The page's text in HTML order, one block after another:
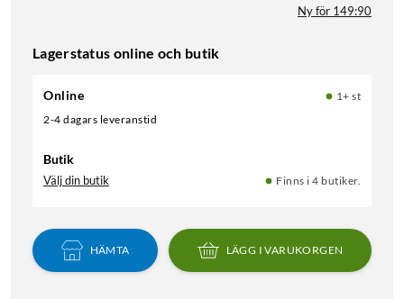
Ny för 149:90
Lagerstatus online och butik
Online
1+ st
2-4 dagars leveranstid
Butik
Välj din butik Finns i 4 butiker.
HÄMTA LÄGG I VARUKORGEN